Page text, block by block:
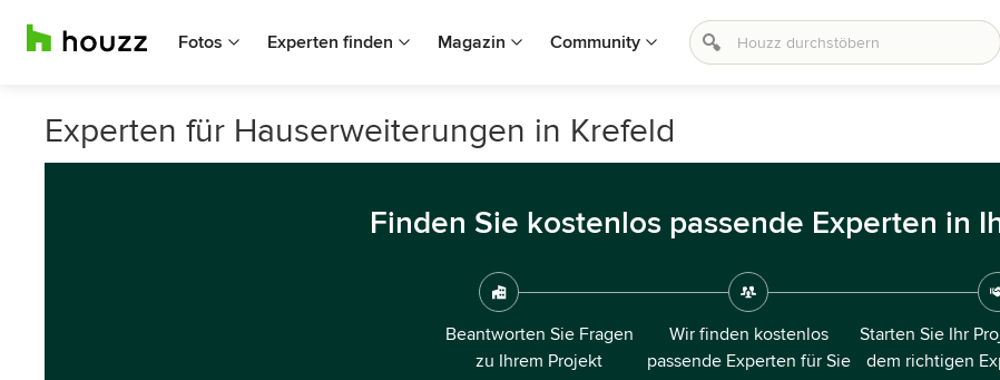
Fotos Experten finden Magazin Community
Experten für Hauserweiterungen in Krefeld
Finden Sie kostenlos passende Experten in
Beantworten Sie Fragen
zu Ihrem Projekt
Wir finden kostenlos
passende Experten für Sie
Starten Sie Ihr
dem richtigen